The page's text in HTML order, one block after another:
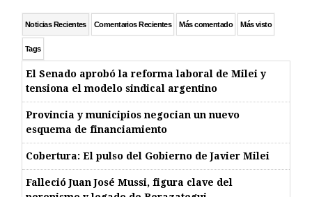
Noticias Recientes Comentarios Recientes Más comentado Más visto
Tags
El Senado aprobó la reforma laboral de Milei y
tensiona el modelo sindical argentino
Provincia y municipios negocian un nuevo
esquema de financiamiento
Cobertura: El pulso del Gobierno de Javier Milei
Falleció Juan José Mussi, figura clave del